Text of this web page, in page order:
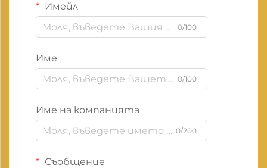
Имейл
0/100
Име
0/100
Име на компанията
0/200
Съобщение